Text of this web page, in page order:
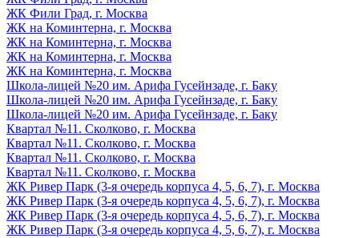
ЖК Фили Град, г. Москва
ЖК на Коминтерна, г. Москва
ЖК на Коминтерна, г. Москва
ЖК на Коминтерна, г. Москва
ЖК на Коминтерна, г. Москва
Школа-лицей №20 им. Арифа Гусейнзаде, г. Баку
Школа-лицей №20 им. Арифа Гусейнзаде, г. Баку
Школа-лицей №20 им. Арифа Гусейнзаде, г. Баку
Квартал №11. Сколково, г. Москва
Квартал №11. Сколково, г. Москва
Квартал №11. Сколково, г. Москва
Квартал №11. Сколково, г. Москва
ЖК Ривер Парк (3-я очередь корпуса 4, 5, 6, 7), г. Москва
ЖК Ривер Парк (3-я очередь корпуса 4, 5, 6, 7), г. Москва
ЖК Ривер Парк (3-я очередь корпуса 4, 5, 6, 7), г. Москва
ЖК Ривер Парк (3-я очередь корпуса 4, 5, 6, 7), г. Москва